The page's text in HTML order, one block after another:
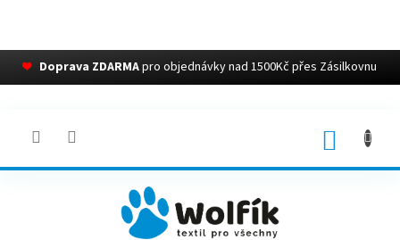
❤ Doprava ZDARMApro objednávky nad 1500Kč přes Zásilkovnu